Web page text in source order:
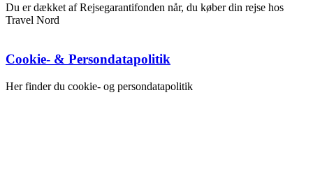
Du er dækket af Rejsegarantifonden når, du køber din rejse hos
Travel Nord
Cookie- & Persondatapolitik
Her finder du cookie- og persondatapolitik